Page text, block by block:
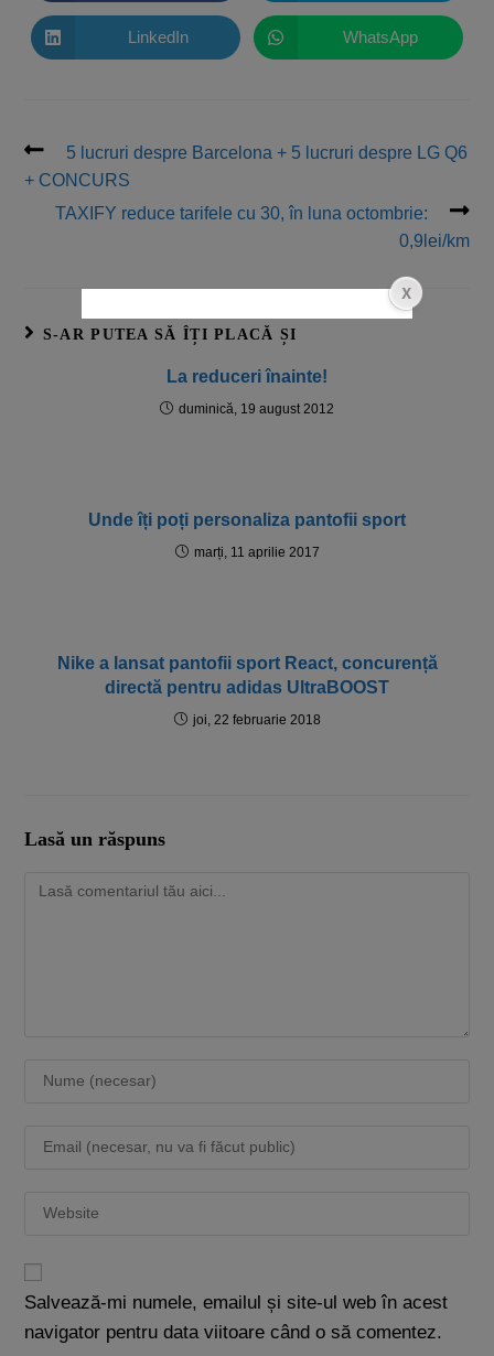
LinkedIn WhatsApp
5 lucruri despre Barcelona + 5 lucruri despre LG Q6
+ CONCURS
TAXIFY reduce tarifele cu 30, în luna octombrie:
0,9lei/km
S-AR PUTEA SĂ ÎȚI PLACĂ ȘI
La reduceri înainte!
duminică, 19 august 2012
Unde îți poți personaliza pantofii sport
marți, 11 aprilie 2017
Nike a lansat pantofii sport React, concurență
directă pentru adidas UltraBOOST
joi, 22 februarie 2018
Lasă un răspuns
Salvează-mi numele, emailul și site-ul web în acest
navigator pentru data viitoare când o să comentez.